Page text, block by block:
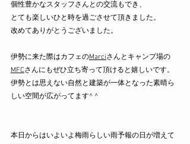
個性豊かなスタッフさんとの交流もでき、
とても楽しいひと時を過ごさせて頂きました。
改めてありがとうございました。
伊勢に来た際はカフェのMarciさんとキャンプ場の
MFCさんにもぜひ立ち寄って頂けると嬉しいです。
伊勢とは思えない自然と建築が一体となった素晴ら
しい空間が広がってます^ ^
本日からはいよいよ梅雨らしい雨予報の日が増えて